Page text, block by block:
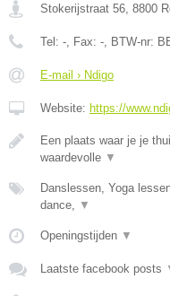
Stokerijstraat 56 8800
Tel: - , Fax: - , BTW-nr:
E-mail › Ndigo
Website: https://
Een plaats waar je je
waardevolle ▼
Danslessen, Yoga
dance,
▼
Openingstijden ▼
Laatste facebook posts